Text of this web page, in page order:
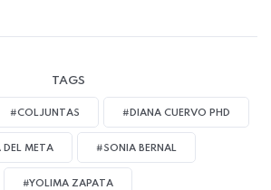
TAGS
#COLJUNTAS #DIANA CUERVO PHD
META #SONIA BERNAL
#YOLIMA ZAPATA